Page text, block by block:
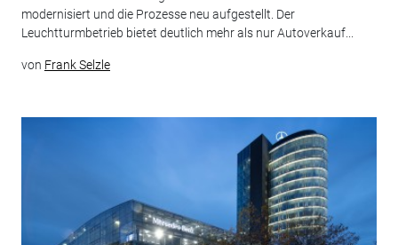
modernisiert und die Prozesse neu aufgestellt. Der
Leuchtturmbetrieb bietet deutlich mehr als nur Autoverkauf...
von Frank Selzle